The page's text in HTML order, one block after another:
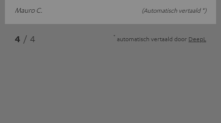
Mauro C.
(Automatisch vertaald *)
4 / 4 * automatisch vertaald door DeepL